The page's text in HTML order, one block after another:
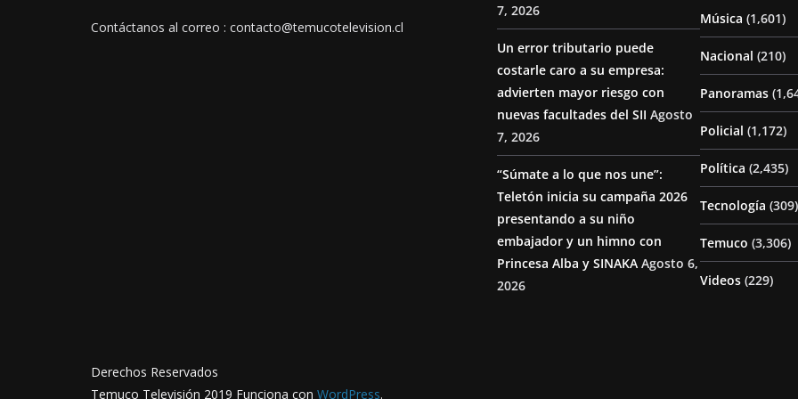
Contáctanos al correo : contacto@temucotelevision.cl
7, 2026
Un error tributario puede
costarle caro a su empresa:
advierten mayor riesgo con
nuevas facultades del SII Agosto
7, 2026
“Súmate a lo que nos une”:
Teletón inicia su campaña 2026
presentando a su niño
embajador y un himno con
Princesa Alba y SINAKA Agosto 6,
2026
Música (1,601)
Nacional (210)
Panoramas
Policial (1,172)
Política (2,435)
Tecnología (309)
Temuco (3,306)
Videos (229)
Derechos Reservados
Temuco Televisión 2019 Funciona con WordPress.